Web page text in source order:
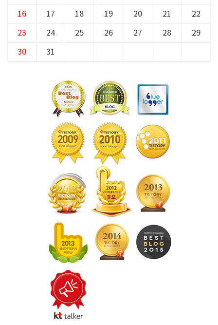
16 17 18 19 20 21 22
23 24 25 26 27 28 29
30 31